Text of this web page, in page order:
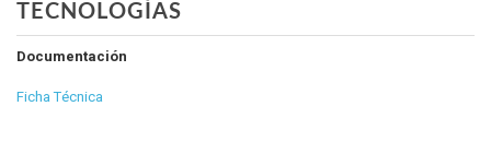
TECNOLOGÍAS
Documentación
Ficha Técnica